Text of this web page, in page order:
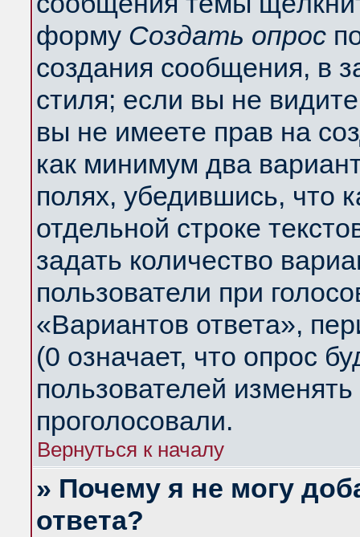
форму Создать опрос
создания сообщения, в
стиля; если вы не
вы не имеете прав на
как минимум два
полях, убедившись, что
отдельной строке
задать количество
пользователи при
«Вариантов ответа»,
(0 означает, что опрос
пользователей
проголосовали.
Вернуться к началу
» Почему я не могу
ответа?